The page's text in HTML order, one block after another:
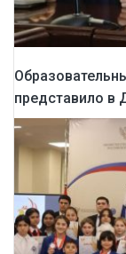
представило в